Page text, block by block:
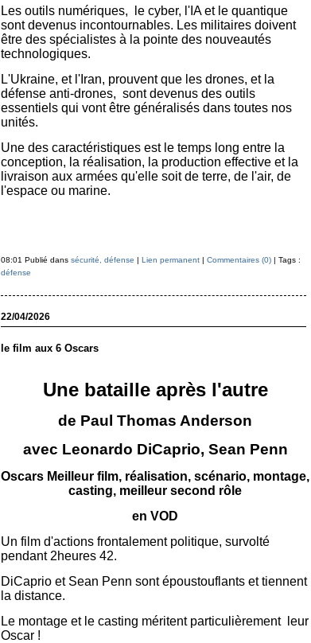
Les outils numériques, le cyber, l'IA et le quantique
sont devenus incontournables. Les militaires doivent
être des spécialistes à la pointe des nouveautés
technologiques.
L'Ukraine, et l'Iran, prouvent que les drones, et la
défense anti-drones, sont devenus des outils
essentiels qui vont être généralisés dans toutes nos
unités.
Une des caractéristiques est le temps long entre la
conception, la réalisation, la production effective et la
livraison aux armées qu'elle soit de terre, de l'air, de
l'espace ou marine.
08:01 Publié dans sécurité, défense | Lien permanent| Commentaires (0)| Tags :
défense
22/04/2026
le film aux 6 Oscars
Une bataille après l'autre
de Paul Thomas Anderson
avec Leonardo DiCaprio, Sean Penn
Oscars Meilleur film, réalisation, scénario, montage,
casting, meilleur second rôle
en VOD
Un film d'actions frontalement politique, survolté
pendant 2heures 42.
DiCaprio et Sean Penn sont époustouflants et tiennent
la distance.
Le montage et le casting méritent particulièrement leur
Oscar !